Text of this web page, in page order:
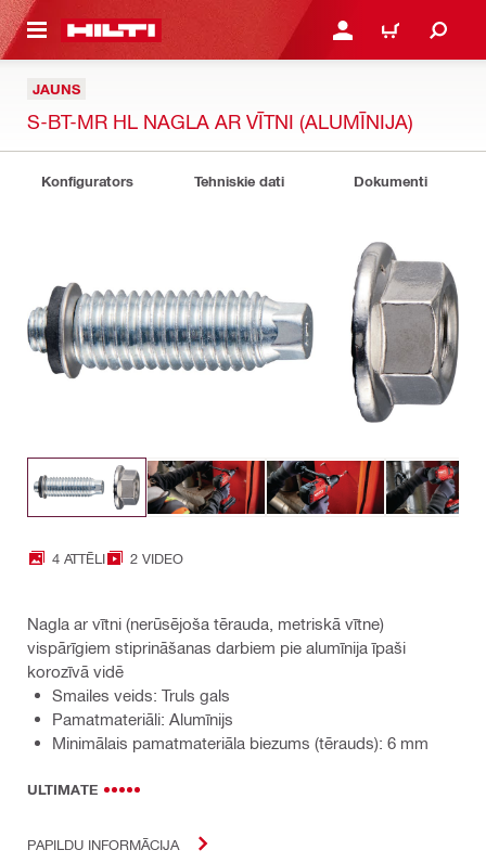
SATURU PIESLĒGTIES VAI
IEPIRKŠANĀS
JAUNS
S-BT-MR HL NAGLA AR VĪTNI (ALUMĪNIJA)
Konfigurators Tehniskie dati Dokumenti
4 ATTĒLI 2 VIDEO
Nagla ar vītni (nerūsējoša tērauda, metriskā vītne)
vispārīgiem stiprināšanas darbiem pie alumīnija īpaši
korozīvā vidē
Smailes veids: Truls gals
Pamatmateriāli: Alumīnijs
Minimālais pamatmateriāla biezums (tērauds): 6 mm
ULTIMATE
PAPILDU INFORMĀCIJA